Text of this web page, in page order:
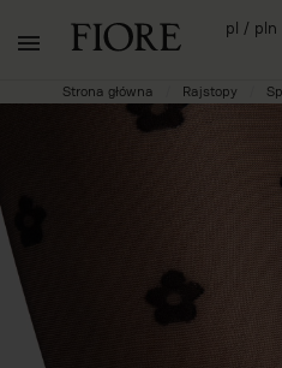
pl / pln
Strona główna Rajstopy